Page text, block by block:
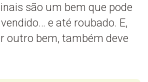
são um bem que pode
e até roubado. E,
outro bem, também deve